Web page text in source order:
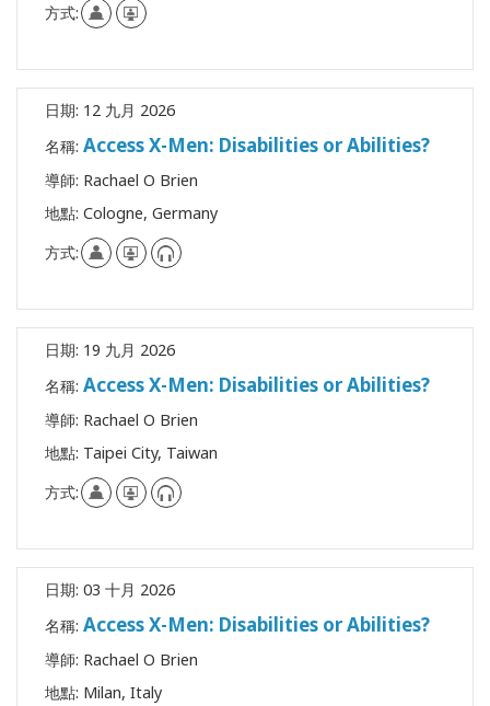
方式:
日期: 12 九月 2026
名稱: Access X-Men: Disabilities or Abilities?
導師: Rachael O Brien
地點: Cologne, Germany
方式:
日期: 19 九月 2026
名稱: Access X-Men: Disabilities or Abilities?
導師: Rachael O Brien
地點: Taipei City, Taiwan
方式:
日期: 03 十月 2026
名稱: Access X-Men: Disabilities or Abilities?
導師: Rachael O Brien
地點: Milan, Italy